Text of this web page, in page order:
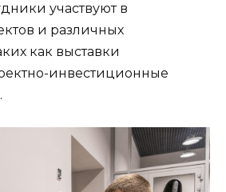
участвуют в
и различных
как выставки
инвестиционные